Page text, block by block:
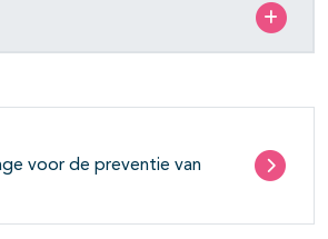
voor de preventie van